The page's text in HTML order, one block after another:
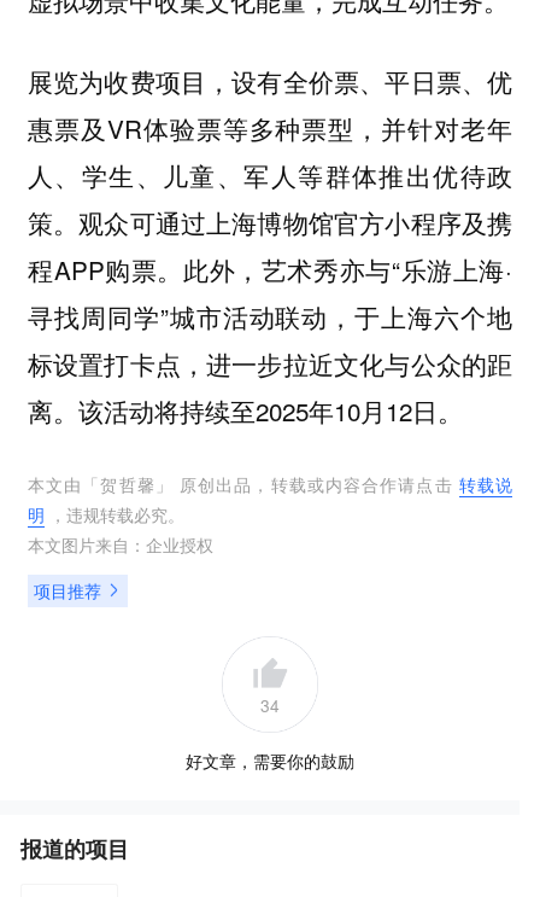
展览为收费项目，设有全价票、平日票、优
惠票及VR体验票等多种票型，并针对老年
人、学生、儿童、军人等群体推出优待政
策。观众可通过上海博物馆官方小程序及携
程APP购票。此外，艺术秀亦与“乐游上海·
寻找周同学”城市活动联动，于上海六个地
标设置打卡点，进一步拉近文化与公众的距
离。该活动将持续至2025年10月12日。
本文由「贺哲馨 」 原创出品，转载或内容合作请点击 转载说
明 ，违规转载必究。
本文图片来自： 企业授权
项目推荐
34
好文章，需要你的鼓励
报道的项目